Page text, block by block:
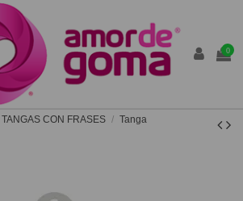
0
TANGAS CON FRASES
Tanga